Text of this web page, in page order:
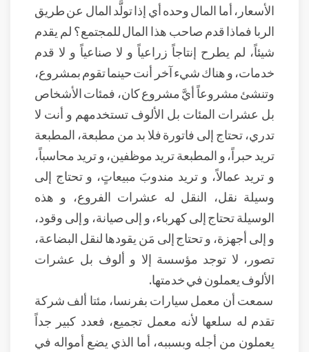
الأسعار، أما المال وحده أي إذا تولَّد المال عن طريق
الربا فماذا قدم صاحب هذا المال للمجتمع؟ لم يقدم
شيئاً، لم يطرح إنتاجاً زراعياً و لا صناعياً و لا قدم
خدمات، و هناك شيء آخر أنت حينما تقوم بمشروع،
وتنشئ مشروعاً أيَّ مشروع كان، فمئات الأشخاص
بل عشرات المئات بل الألوف تستخدمهم و أنت لا
تدري، تحتاج إلى فاتورة فلا بد من مطبعة، المطبعة
تريد حبراً، و المطبعة تريد موظفين، و تريد محاسباً،
و تريد عمالاً، و تريد مندوبَ مبيعاتٍ، و تحتاج إلى
وسيلة نقل، النقل له عشرات الفروع، و هذه
الوسيلة تحتاج إلى كهرباء، و إلى صيانة، و إلى وقود،
و إلى أجهزة، و تحتاج إلى مَن يقودها لنقل البضاعة،
تصور، لا توجد مؤسسة إلا و ألوف بل عشرات
الألوف يعملون في خدمتها.
سمعت أن معمل سيارات بفرنسا، مئتا ألف شركة
تقدم له سلعها لأنه معمل تجميع، فعدد كبير جداً
يعملون من أجله وبسببه، أما الذي يضع أمواله في